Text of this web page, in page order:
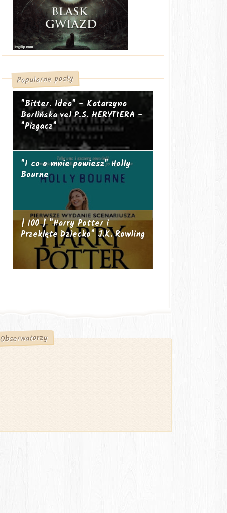
Popularne posty
"Bitter. Idea" - Katarzyna
Barlińska vel P.S. HERYTIERA -
"Pizgacz"
"I co o mnie powiesz" Holly
Bourne
| 100 | "Harry Potter i
Przeklęte Dziecko" J.K. Rowling
Obserwatorzy